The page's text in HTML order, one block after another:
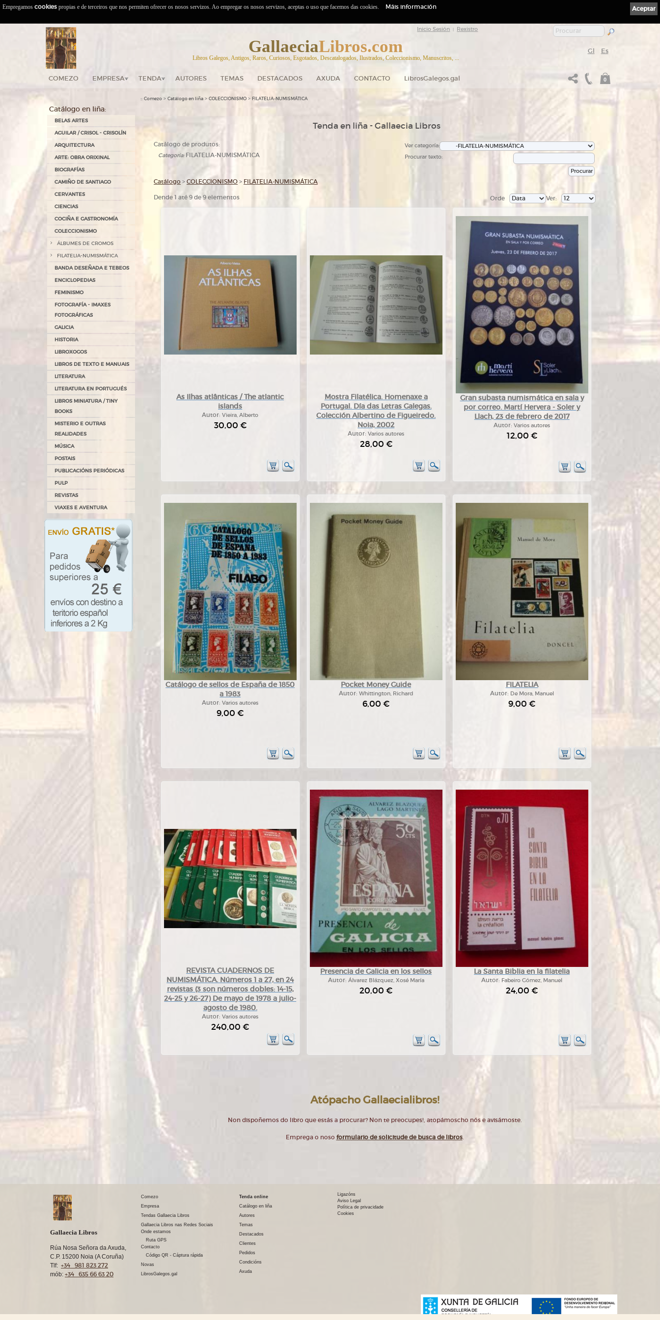
Inicio Sesión Rexistro
GallaeciaLibros.com
Libros Galegos, Antigos, Raros, Curiosos, Esgotados, Descatalogados, Ilustrados, Coleccionismo, Manuscritos, ...
Gl Es
COMEZO EMPRESA TENDA AUTORES TEMAS DESTACADOS AXUDA CONTACTO LibrosGalegos.gal 0
Catálogo en liña:
BELAS ARTES
AGUILAR / CRISOL - CRISOLÍN
ARQUITECTURA
ARTE: OBRA ORIXINAL
BIOGRAFÍAS
CAMIÑO DE SANTIAGO
CERVANTES
CIENCIAS
COCIÑA E GASTRONOMÍA
COLECCIONISMO
ÁLBUMES DE CROMOS
FILATELIA-NUMISMÁTICA
BANDA DESEÑADA E TEBEOS
ENCICLOPEDIAS
FEMINISMO
FOTOGRAFÍA - IMAXES
FOTOGRÁFICAS
GALICIA
HISTORIA
LIBROXOGOS
LIBROS DE TEXTO E MANUAIS
LITERATURA
LITERATURA EN PORTUGUÉS
LIBROS MINIATURA / TINY
BOOKS
MISTERIO E OUTRAS
REALIDADES
MÚSICA
POSTAIS
PUBLICACIÓNS PERIÓDICAS
PULP
REVISTAS
VIAXES E AVENTURA
:: Comezo > Catálogo en liña > COLECCIONISMO > FILATELIA-NUMISMÁTICA
Tenda en liña - Gallaecia Libros
Catálogo de produtos:
Categoría:FILATELIA-NUMISMÁTICA
Ver categoría:
Procurar texto:
Catálogo > COLECCIONISMO > FILATELIA-NUMISMÁTICA
Dende 1 até 9 de 9 elementos Ver:
Orde
As Ilhas atlânticas / The atlantic
islands
Autor:Vieira, Alberto
30,00 €
Mostra Filatélica. Homenaxe a
Portugal. Día das Letras Galegas.
Colección Albertino de Figueiredo.
Noia, 2002
Autor:Varios autores
28,00 €
Gran subasta numismática en sala y
por correo. Martí Hervera - Soler y
Llach, 23 de febrero de 2017
Autor:Varios autores
12,00 €
Catálogo de sellos de España de 1850
a 1983
Autor:Varios autores
9,00 €
Pocket Money Guide
Autor: Whittington, Richard
6,00 €
FILATELIA
Autor: De Mora, Manuel
9,00 €
REVISTA CUADERNOS DE
NUMISMÁTICA. Números 1 a 27, en 24
revistas (3 son números dobles: 14-15,
24-25 y 26-27) De mayo de 1978 a julio-
agosto de 1980.
Autor:Varios autores
240,00 €
Presencia de Galicia en los sellos
Autor: Álvarez Blázquez, Xosé María
20,00 €
La Santa Biblia en la filatelia
Autor: Fabeiro Gómez, Manuel
24,00 €
Atópacho Gallaecialibros!
Non dispoñemos do libro que estás a procurar? Non te preocupes!, atopámoscho nós e avisámoste.
Emprega o noso formulario de solicitude de busca de libros.
Gallaecia Libros
Rúa Nosa Señora da Axuda,
C.P. 15200 Noia (A Coruña)
Tlf: +34 981 823 272
mób: +34 635 66 63 20
Comezo
Empresa
Tendas Gallaecia Libros
Gallaecia Libros nas Redes Sociais
Onde estamos
Ruta GPS
Contacto
Código QR - Cáptura rápida
Novas
LibrosGalegos.gal
Tenda online
Catálogo en liña
Autores
Temas
Destacados
Clientes
Pedidos
Condicións
Axuda
Ligazóns
Aviso Legal
Política de privacidade
Cookies
Aceptar
Empregamos cookies propias e de terceiros que nos permiten ofrecer os nosos servizos. Ao empregar os nosos servizos, aceptas o uso que facemos das cookies. Máis información